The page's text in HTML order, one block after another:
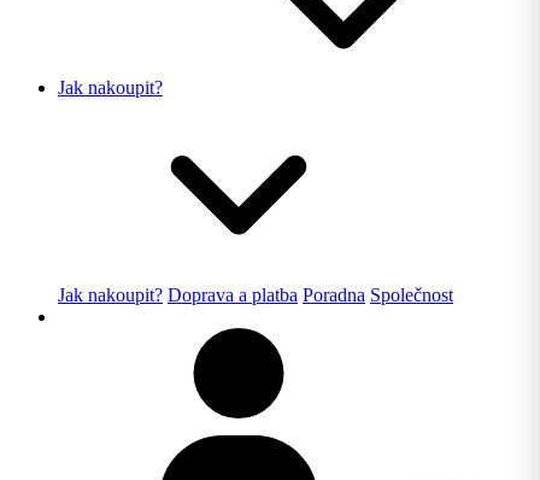
Jak nakoupit?
Jak nakoupit? Doprava a platba Poradna Společnost